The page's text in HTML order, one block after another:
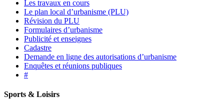
Les travaux en cours
Le plan local d’urbanisme (PLU)
Révision du PLU
Formulaires d’urbanisme
Publicité et enseignes
Cadastre
Demande en ligne des autorisations d’urbanisme
Enquêtes et réunions publiques
#
Sports & Loisirs